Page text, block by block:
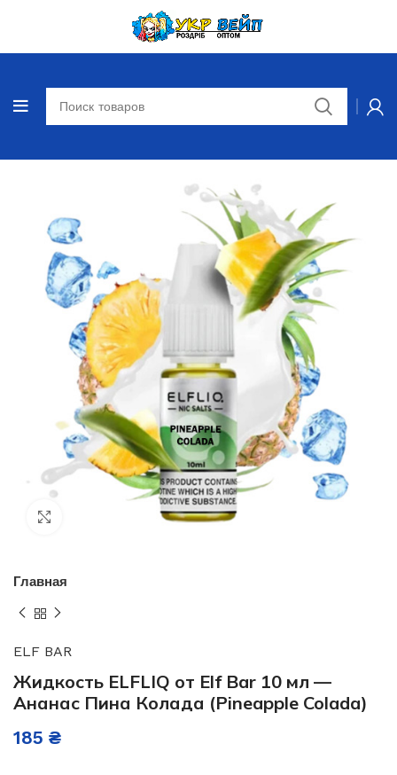
Нажмите, чтобы увеличить
Главная
ELF BAR
Жидкость ELFLIQ от Elf Bar 10 мл —
Ананас Пина Колада (Pineapple Colada)
185 ₴